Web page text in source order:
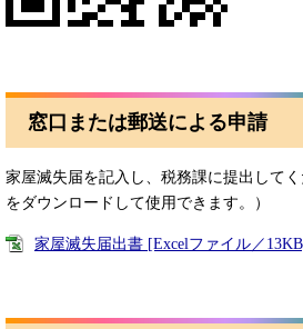
窓口または郵送による申請
家屋滅失届を記入し、税務課に提出して
をダウンロードして使用できます。）
家屋滅失届出書 [Excelファイル／